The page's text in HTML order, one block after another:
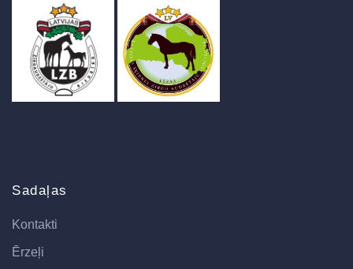
Sadaļas
Kontakti
Ērzeļi